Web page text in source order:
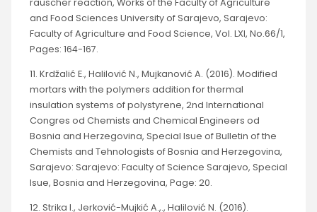
rauscher reaction, Works of the Faculty of Agriculture
and Food Sciences University of Sarajevo, Sarajevo:
Faculty of Agriculture and Food Science, Vol. LXI, No.66/1,
Pages: 164-167.
11. Krdžalić E., Halilović N., Mujkanović A. (2016). Modified
mortars with the polymers addition for thermal
insulation systems of polystyrene, 2nd International
Congres od Chemists and Chemical Engineers od
Bosnia and Herzegovina, Special Isue of Bulletin of the
Chemists and Tehnologists of Bosnia and Herzegovina,
Sarajevo: Sarajevo: Faculty of Science Sarajevo, Special
Isue, Bosnia and Herzegovina, Page: 20.
12. Strika I., Jerković-Mujkić A.,., Halilović N. (2016).